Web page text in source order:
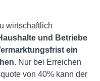
wirtschaftlich
und Betriebe
ein
. Nur bei Erreichen
von 40% kann der